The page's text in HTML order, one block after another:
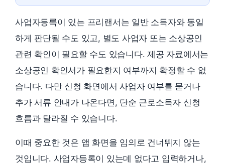
사업자등록이 있는 프리랜서는 일반 소득자와 동일
하게 판단될 수도 있고, 별도 사업자 또는 소상공인
관련 확인이 필요할 수도 있습니다. 제공 자료에서는
소상공인 확인서가 필요한지 여부까지 확정할 수 없
습니다. 다만 신청 화면에서 사업자 여부를 묻거나
추가 서류 안내가 나온다면, 단순 근로소득자 신청
흐름과 달라질 수 있습니다.
이때 중요한 것은 앱 화면을 임의로 건너뛰지 않는
것입니다. 사업자등록이 있는데 없다고 입력하거나,